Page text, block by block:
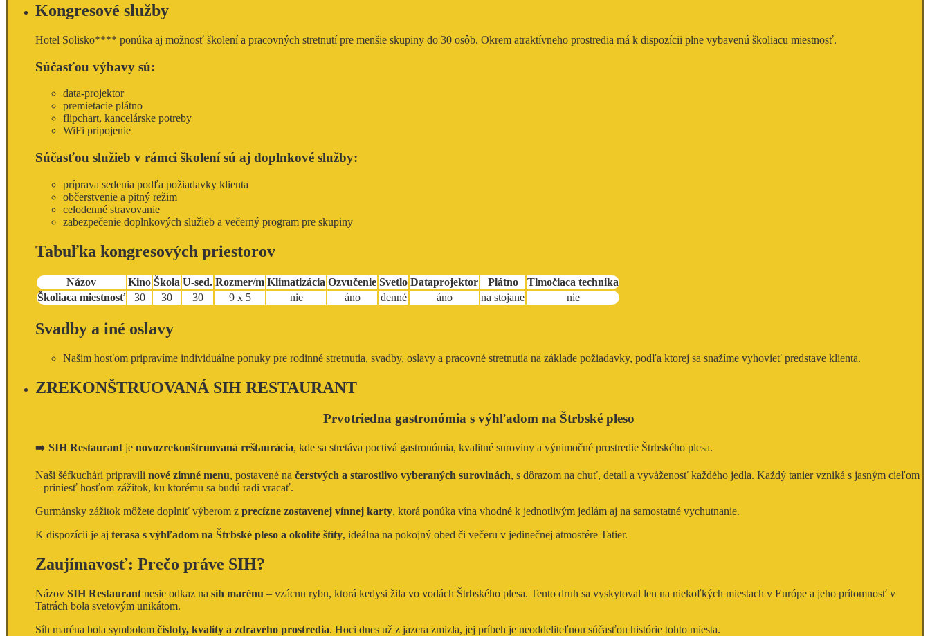
Kongresové služby
Hotel Solisko**** ponúka aj možnosť školení a pracovných stretnutí pre menšie skupiny do 30 osôb. Okrem atraktívneho prostredia má k dispozícii plne vybavenú školiacu miestnosť.
Súčasťou výbavy sú:
data-projektor
premietacie plátno
flipchart, kancelárske potreby
WiFi pripojenie
Súčasťou služieb v rámci školení sú aj doplnkové služby:
príprava sedenia podľa požiadavky klienta
občerstvenie a pitný režim
celodenné stravovanie
zabezpečenie doplnkových služieb a večerný program pre skupiny
Tabuľka kongresových priestorov
Názov Kino Škola U-sed. Rozmer/m Klimatizácia Ozvučenie Svetlo Dataprojektor Plátno
Tlmočiaca technika
Školiaca miestnosť
30 30 30 9 x 5 nie áno denné áno na stojane nie
Svadby a iné oslavy
Našim hosťom pripravíme individuálne ponuky pre rodinné stretnutia, svadby, oslavy a pracovné stretnutia na základe požiadavky, podľa ktorej sa snažíme vyhovieť predstave klienta.
ZREKONŠTRUOVANÁ SIH RESTAURANT
Prvotriedna gastronómia s výhľadom na Štrbské pleso
➡️ SIH Restaurant je novozrekonštruovaná reštaurácia, kde sa stretáva poctivá gastronómia, kvalitné suroviny a výnimočné prostredie Štrbského plesa.
Naši šéfkuchári pripravili nové zimné menu, postavené na čerstvých a starostlivo vyberaných surovinách, s dôrazom na chuť, detail a vyváženosť každého jedla. Každý tanier vzniká s jasným cieľom
– priniesť hosťom zážitok, ku ktorému sa budú radi vracať.
Gurmánsky zážitok môžete doplniť výberom z precízne zostavenej vínnej karty, ktorá ponúka vína vhodné k jednotlivým jedlám aj na samostatné vychutnanie.
K dispozícii je aj terasa s výhľadom na Štrbské pleso a okolité štíty, ideálna na pokojný obed či večeru v jedinečnej atmosfére Tatier.
Zaujímavosť: Prečo práve SIH?
Názov SIH Restaurant nesie odkaz na síh marénu – vzácnu rybu, ktorá kedysi žila vo vodách Štrbského plesa. Tento druh sa vyskytoval len na niekoľkých miestach v Európe a jeho prítomnosť v
Tatrách bola svetovým unikátom.
Síh maréna bola symbolom čistoty, kvality a zdravého prostredia. Hoci dnes už z jazera zmizla, jej príbeh je neoddeliteľnou súčasťou histórie tohto miesta.